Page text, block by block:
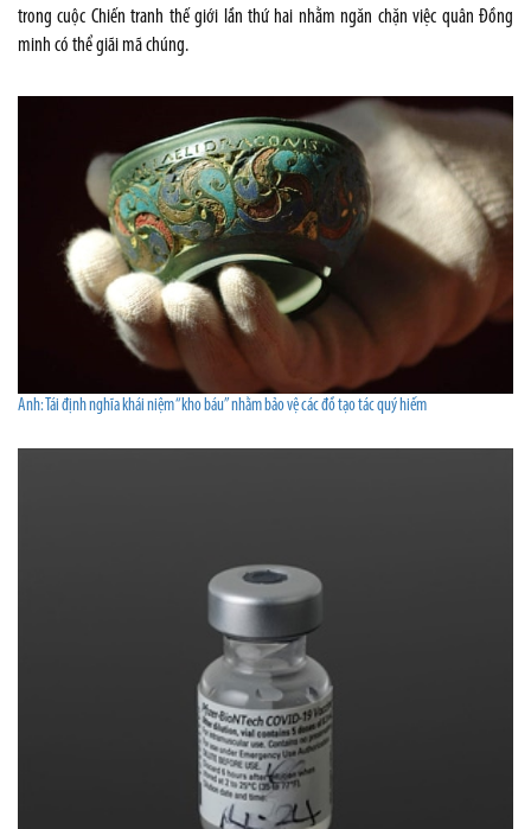
trong cuộc Chiến tranh thế giới lần thứ hai nhằm ngăn chặn việc quân Đồng
minh có thể giãi mã chúng.
Anh: Tái định nghĩa khái niệm “kho báu” nhằm bảo vệ các đồ tạo tác quý hiếm